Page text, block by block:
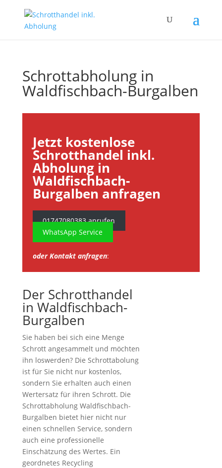
Schrottabholung in
Waldfischbach-Burgalben
Jetzt kostenlose
Schrotthandel inkl.
Abholung in
Waldfischbach-
Burgalben anfragen
01747080383 anrufen
WhatsApp Service
oder Kontakt anfragen:
Der Schrotthandel
in Waldfischbach-
Burgalben
Sie haben bei sich eine Menge
Schrott angesammelt und möchten
ihn loswerden? Die Schrottabolung
ist für Sie nicht nur kostenlos,
sondern Sie erhalten auch einen
Wertersatz für ihren Schrott. Die
Schrottabholung Waldfischbach-
Burgalben bietet hier nicht nur
einen schnellen Service, sondern
auch eine professionelle
Einschätzung des Wertes. Ein
geordnetes Recycling